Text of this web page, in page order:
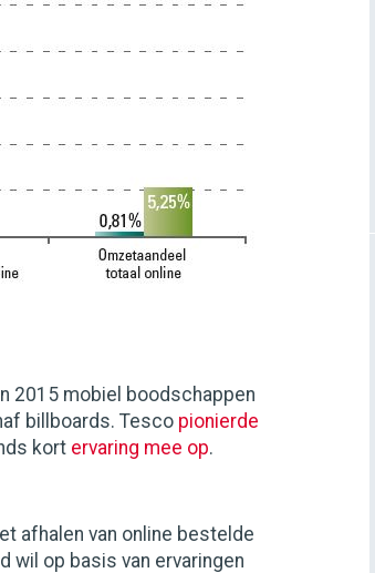
2015 mobiel boodschappen
billboards. Tesco pionierde
kort ervaring mee op.
afhalen van online bestelde
wil op basis van ervaringen